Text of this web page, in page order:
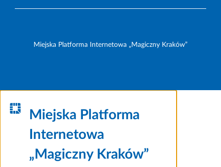
Miejska Platforma Internetowa „Magiczny Kraków”
Miejska Platforma
Internetowa
„Magiczny Kraków”